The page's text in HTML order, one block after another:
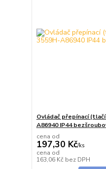
Ovládač přepínací
A86940 IP44
cena od
197,30 Kč/ks
cena od
163,06 Kč bez DPH